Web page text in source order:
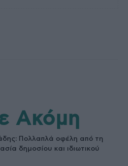
Ακόμη
Πολλαπλά οφέλη από τη
δημοσίου και ιδιωτικού